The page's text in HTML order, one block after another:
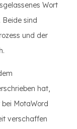
Wort
Beide sind
und der
hat,
MotaWord
verschaffen